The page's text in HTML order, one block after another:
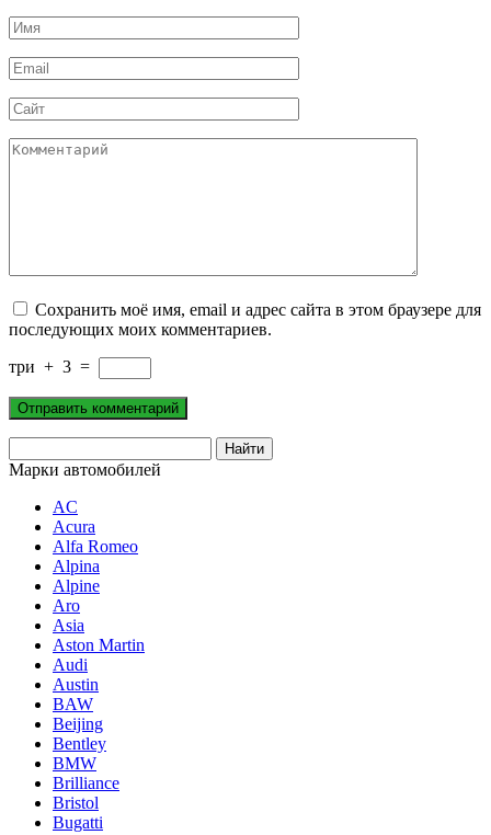
Имя
*
Email
*
Сайт
Комментарий
Сохранить моё имя, email и адрес сайта в этом браузере для
последующих моих комментариев.
три + 3 =
Марки автомобилей
AC
Acura
Alfa Romeo
Alpina
Alpine
Aro
Asia
Aston Martin
Audi
Austin
BAW
Beijing
Bentley
BMW
Brilliance
Bristol
Bugatti